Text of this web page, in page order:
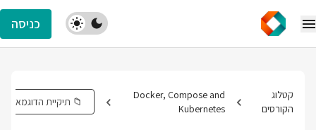
כניסה
קטלוג
הקורסים
Docker, Compose and
Kubernetes
📁 תיקיית הדוגמאות